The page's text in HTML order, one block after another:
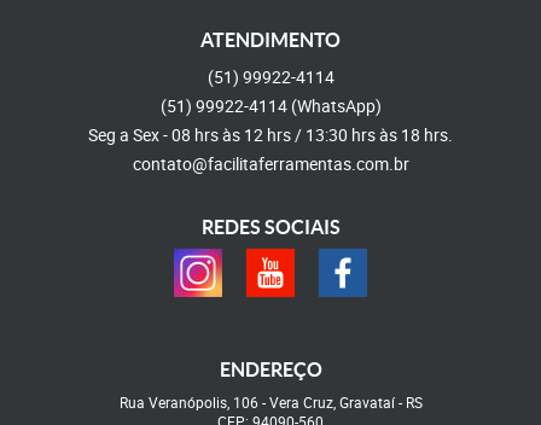
ATENDIMENTO
(51) 99922-4114
(51) 99922-4114 (WhatsApp)
Seg a Sex - 08 hrs às 12 hrs / 13:30 hrs às 18 hrs.
contato@facilitaferramentas.com.br
REDES SOCIAIS
ENDEREÇO
Rua Veranópolis, 106 -Vera Cruz, Gravataí- RS